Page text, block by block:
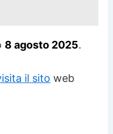
8 agosto 2025.
il sito web